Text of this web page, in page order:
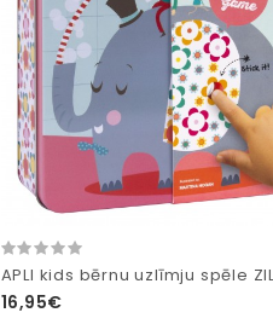
APLI kids bērnu uzlīmju spēle
16,95€